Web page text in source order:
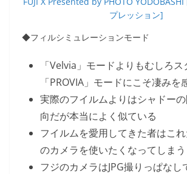
プレッション]
◆フィルシミュレーションモード
「Velvia」モードよりもむしろ
「PROVIA」モードにこそ凄みを
実際のフイルムよりはシャドー
向だが本当によく似ている
フイルムを愛用してきた者はこ
のカメラを使いたくなってしまう
フジのカメラはJPG撮りっぱな